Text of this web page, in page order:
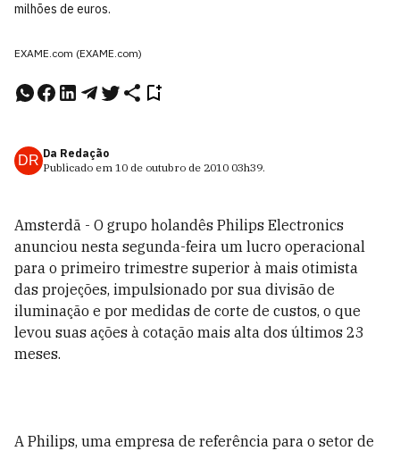
milhões de euros.
EXAME.com (EXAME.com)
DR Da Redação
Publicado em 10 de outubro de 2010 03h39.
Amsterdã - O grupo holandês Philips Electronics
anunciou nesta segunda-feira um lucro operacional
para o primeiro trimestre superior à mais otimista
das projeções, impulsionado por sua divisão de
iluminação e por medidas de corte de custos, o que
levou suas ações à cotação mais alta dos últimos 23
meses.
A Philips, uma empresa de referência para o setor de